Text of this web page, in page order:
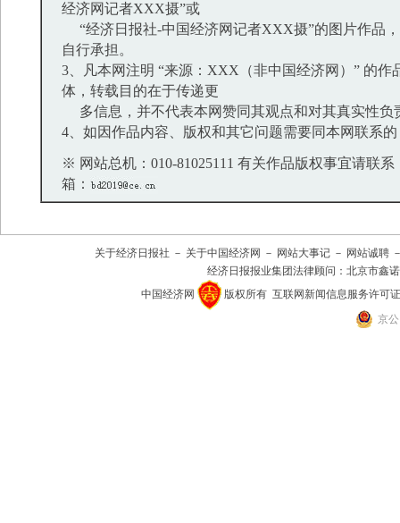
经济网记者XXX摄”或
“经济日报社-中国经济网记者XXX摄”的图片作品
自行承担。
3、凡本网注明 “来源：XXX（非中国经济网）” 的作
体，转载目的在于传递更
多信息，并不代表本网赞同其观点和对其真实性负
4、如因作品内容、版权和其它问题需要同本网联系
※ 网站总机：010-81025111 有关作品版权事宜请联系
箱：
关于经济日报社 － 关于中国经济网 － 网站大事记 － 网站诚聘
经济日报报业集团法律顾问： 北京市鑫
中国经济网
版权所有 互联网新闻信息服务许可证
京公